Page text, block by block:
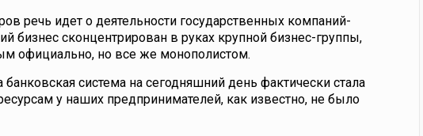
речь идет о деятельности государственных компаний-
бизнес сконцентрирован в руках крупной бизнес-группы,
официально, но все же монополистом.
система на сегодняшний день фактически стала
у наших предпринимателей, как известно, не было